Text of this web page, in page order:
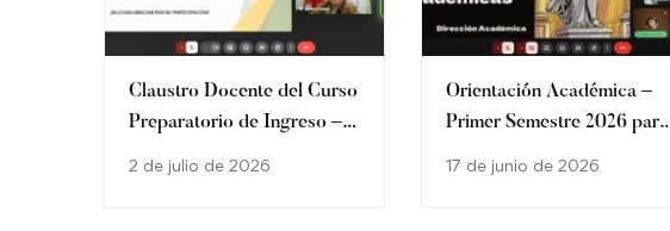
Claustro Docente del Curso
Preparatorio de Ingreso –
2 de julio de 2026
Orientación Académica –
Primer Semestre 2026 para
17 de junio de 2026